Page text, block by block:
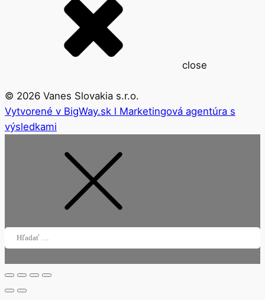
close
© 2026 Vanes Slovakia s.r.o.
Vytvorené v BigWay.sk l Marketingová agentúra s
výsledkami
Hľadať: